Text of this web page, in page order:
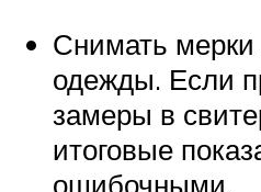
Снимать мерки
одежды. Если
замеры в
итоговые
ошибочными.